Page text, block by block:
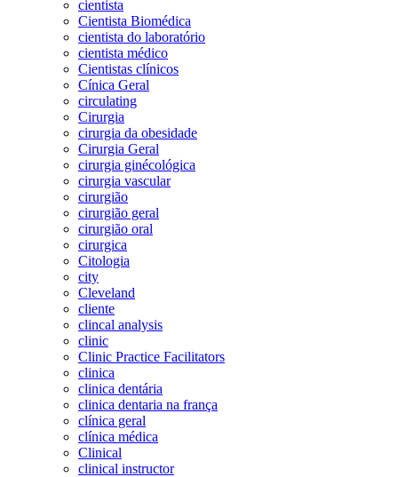
cientista
Cientista Biomédica
cientista do laboratório
cientista médico
Cientistas clínicos
Cínica Geral
circulating
Cirurgia
cirurgia da obesidade
Cirurgia Geral
cirurgia ginécológica
cirurgia vascular
cirurgião
cirurgião geral
cirurgião oral
cirurgica
Citologia
city
Cleveland
cliente
clincal analysis
clinic
Clinic Practice Facilitators
clinica
clinica dentária
clinica dentaria na frança
clínica geral
clínica médica
Clinical
clinical instructor